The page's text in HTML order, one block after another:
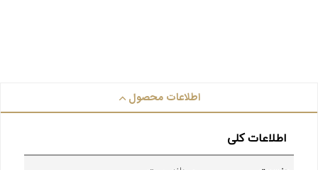
اطلاعات محصول
اطلاعات کلی